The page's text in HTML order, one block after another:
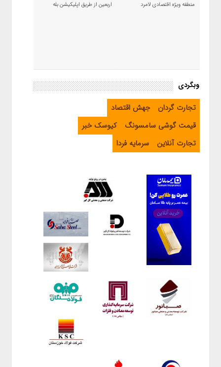
منطقه ویژه اقتصادی لامرد
اربعین از طریق اپلیکیشن بله
وبگردی
تجارت گردان
جهش اقتصاد
قیمت گوشی سامسونگ
کیوسک خبر
تجارت آنلاین
سرمایه فردا